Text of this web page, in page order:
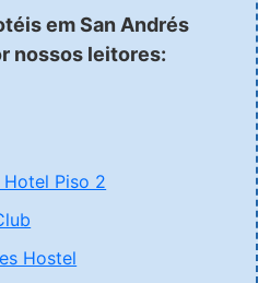
em San Andrés
nossos leitores:
Piso 2
Hostel